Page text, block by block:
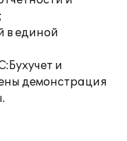
в единой
и
демонстрация